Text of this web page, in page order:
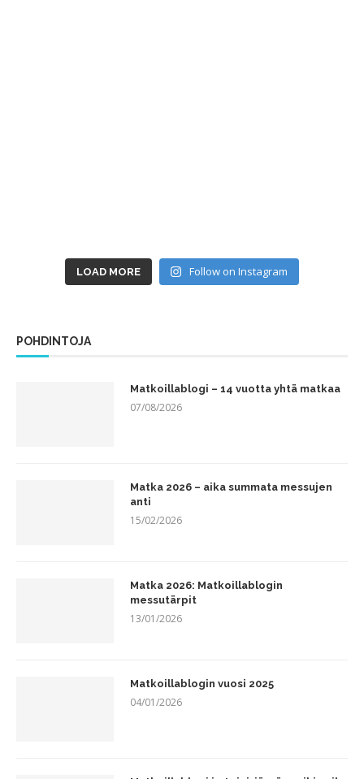
LOAD MORE Follow on Instagram
POHDINTOJA
Matkoillablogi – 14 vuotta yhtä matkaa
07/08/2026
Matka 2026 – aika summata messujen
anti
15/02/2026
Matka 2026: Matkoillablogin
messutärpit
13/01/2026
Matkoillablogin vuosi 2025
04/01/2026